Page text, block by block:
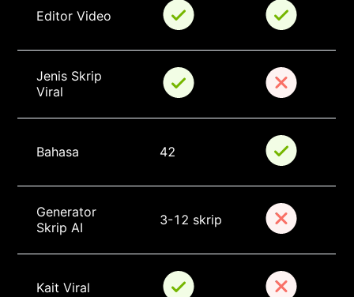
Editor Video
Jenis Skrip
Viral
Bahasa 42
Generator
Skrip AI
3-12 skrip
Kait Viral